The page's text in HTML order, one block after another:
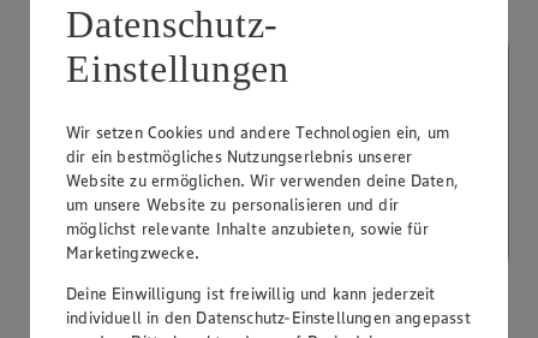
Datenschutz-
Einstellungen
Wir setzen Cookies und andere Technologien ein, um
dir ein bestmögliches Nutzungserlebnis unserer
Website zu ermöglichen. Wir verwenden deine Daten,
um unsere Website zu personalisieren und dir
möglichst relevante Inhalte anzubieten, sowie für
Marketingzwecke.
Deine Einwilligung ist freiwillig und kann jederzeit
individuell in den Datenschutz-Einstellungen angepasst